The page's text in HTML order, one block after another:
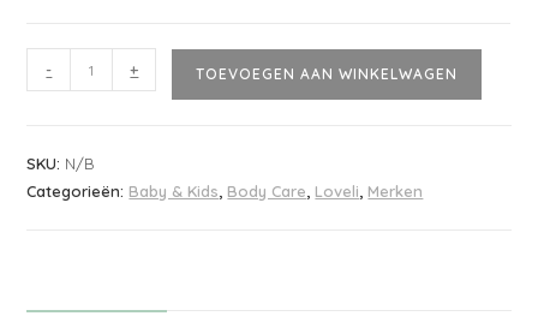
- + TOEVOEGEN AAN WINKELWAGEN
SKU: N/B
Categorieën: Baby & Kids Body Care Loveli Merken